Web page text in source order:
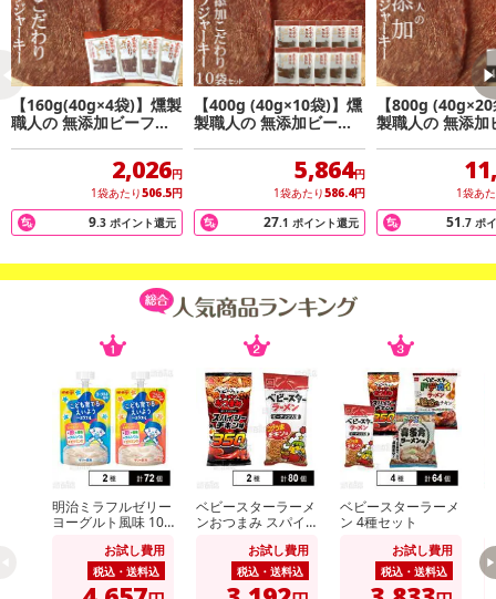
【160g(40g×4袋)】燻製
職人の 無添加ビーフジ
2,026円
1袋あたり506.5円
9.3 ポイント還元
【400g (40g×10袋)】燻
製職人の 無添加ビーフ
5,864円
1袋あたり586.4円
27.1 ポイント還元
【800g
製職人の 無添加
1袋あ
51.7 ポ
明治ミラフルゼリー
ヨーグルト風味 100
ト風味 100gお試し費用
税込・送料込
ベビースターラーメ
ンおつまみ スパイ
ベビースターラーメ
ン コクうまチキン
味 64g
お試し費用
税込・送料込
ベビースターラーメ
ン 4種セット
お試し費用
税込・送料込